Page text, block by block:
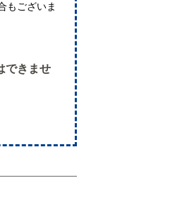
もございま
できませ